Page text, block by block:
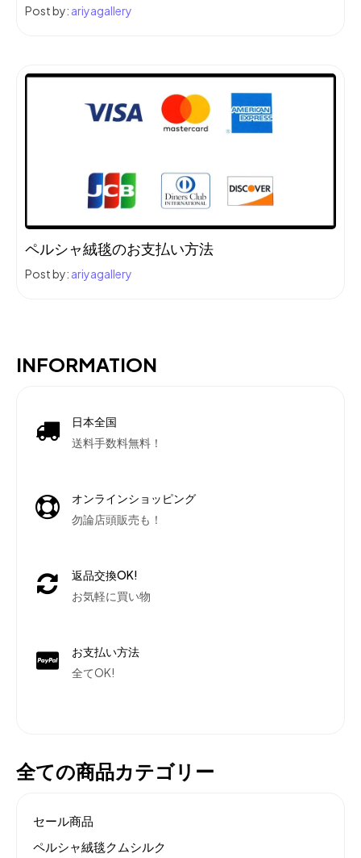
Post by: ariyagallery
ペルシャ絨毯のお支払い方法
Post by: ariyagallery
INFORMATION
日本全国
送料手数料無料！
オンラインショッピング
勿論店頭販売も！
返品交換OK!
お気軽に買い物
お支払い方法
全てOK!
全ての商品カテゴリー
セール商品
ペルシャ絨毯クムシルク